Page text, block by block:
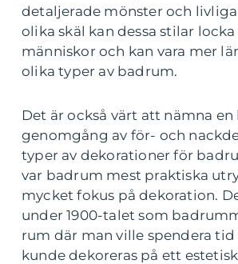
detaljerade mönster och
olika skäl kan dessa stilar
människor och kan vara mer
olika typer av badrum.
Det är också värt att nämna
genomgång av för- och
typer av dekorationer för
var badrum mest praktiska
mycket fokus på dekoration.
under 1900-talet som
rum där man ville spendera tid
kunde dekoreras på ett